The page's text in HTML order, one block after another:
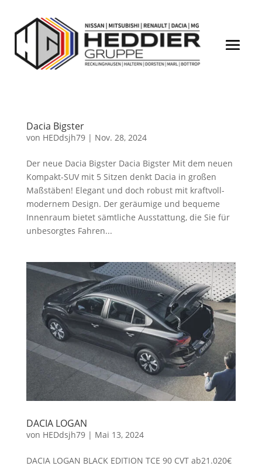
Dacia Bigster
von HEDdsjh79| Nov. 28, 2024
Der neue Dacia Bigster Dacia Bigster Mit dem neuen
Kompakt-SUV mit 5 Sitzen denkt Dacia in großen
Maßstäben! Elegant und doch robust mit kraftvoll-
modernem Design. Der geräumige und bequeme
Innenraum bietet sämtliche Ausstattung, die Sie für
unbesorgtes Fahren...
DACIA LOGAN
von HEDdsjh79| Mai 13, 2024
DACIA LOGAN BLACK EDITION TCE 90 CVT ab21.020€